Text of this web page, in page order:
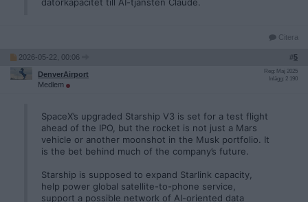
Citera
2026-05-22, 00:06 #5
DenverAirport
Medlem
Reg: Maj 2025
Inlägg: 2 190
SpaceX’s upgraded Starship V3 is set for a test flight
ahead of the IPO, but the rocket is not just a Mars
vehicle or another moonshot in the Musk portfolio. It
is the bet behind much of the company’s future.
Starship is supposed to expand Starlink capacity,
help power global satellite-to-phone service,
support a possible network of AI-oriented data